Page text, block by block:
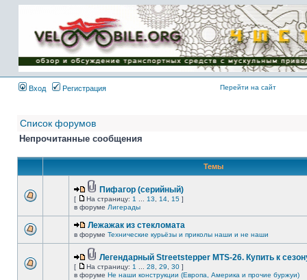
Имя пользователя:
Пароль:
{ LOG_ME_IN_SHORT
}
Вход
Регистрация Перейти на сайт
Список форумов
Непрочитанные сообщения
Темы
Пифагор (серийный)
[ На страницу: 1 13 14 15 ]
в форуме Лигерады
Лежажак из стекломата
в форуме Технические курьёзы и приколы наши и не наши
Легендарный Streetstepper MTS-26. Купить к
[ На страницу: 1 28 29 30 ]
в форуме Не наши конструкции (Европа, Америка и прочие буржуи)